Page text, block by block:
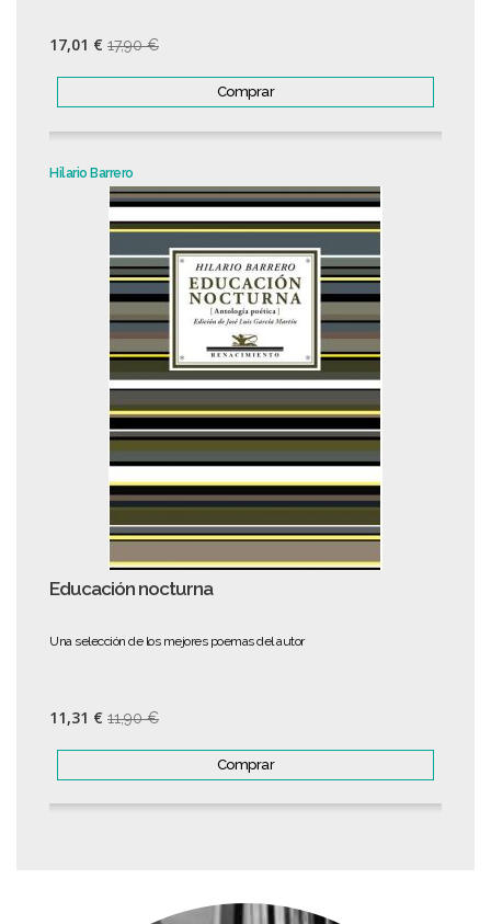
17,01 € 17,90 €
Comprar
Hilario Barrero
Educación nocturna
Una selección de los mejores poemas del autor
11,31 € 11,90 €
Comprar